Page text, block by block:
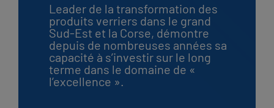
Leader de la transformation des
produits verriers dans le grand
Sud-Est et la Corse, démontre
depuis de nombreuses années sa
capacité à s’investir sur le long
terme dans le domaine de «
l’excellence ».